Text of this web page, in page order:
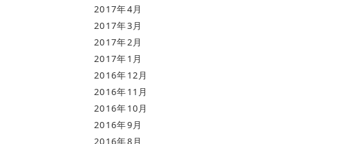
2017年4月
2017年3月
2017年2月
2017年1月
2016年12月
2016年11月
2016年10月
2016年9月
2016年8月